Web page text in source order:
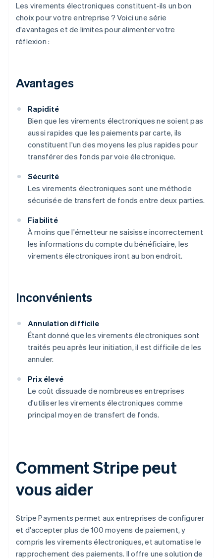
Les virements électroniques constituent-ils un bon
choix pour votre entreprise ? Voici une série
d'avantages et de limites pour alimenter votre
réflexion :
Avantages
Rapidité
Bien que les virements électroniques ne soient pas
aussi rapides que les paiements par carte, ils
constituent l'un des moyens les plus rapides pour
transférer des fonds par voie électronique.
Sécurité
Les virements électroniques sont une méthode
sécurisée de transfert de fonds entre deux parties.
Fiabilité
À moins que l'émetteur ne saisisse incorrectement
les informations du compte du bénéficiaire, les
virements électroniques iront au bon endroit.
Inconvénients
Annulation difficile
Étant donné que les virements électroniques sont
traités peu après leur initiation, il est difficile de les
annuler.
Prix élevé
Le coût dissuade de nombreuses entreprises
d'utiliser les virements électroniques comme
principal moyen de transfert de fonds.
Comment Stripe peut
vous aider
Stripe Payments permet aux entreprises de configurer
et d'accepter plus de 100 moyens de paiement, y
compris les virements électroniques, et automatise le
rapprochement des paiements. Il offre une solution de